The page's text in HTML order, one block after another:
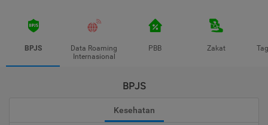
BPJS
Data Roaming
Internasional
PBB Zakat
BPJS
Kesehatan